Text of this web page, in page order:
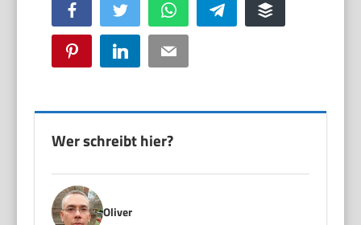
Facebook Twitter WhatsApp Telegram Buffer
Pinterest LinkedIn Email
Wer schreibt hier?
Oliver